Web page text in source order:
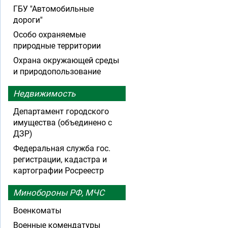
ГБУ "Автомобильные
дороги"
Особо охраняемые
природные территории
Охрана окружающей среды
и природопользование
Недвижимость
Департамент городского
имущества (объединено с
ДЗР)
Федеральная служба гос.
регистрации, кадастра и
картографии Росреестр
Минобороны РФ, МЧС
Военкоматы
Военные комендатуры